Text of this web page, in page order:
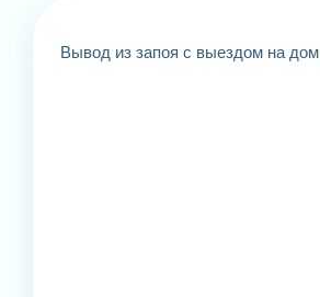
Вывод из запоя с выездом на дом